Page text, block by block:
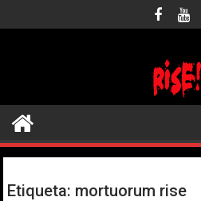
al
Etiqueta: mortuorum rise